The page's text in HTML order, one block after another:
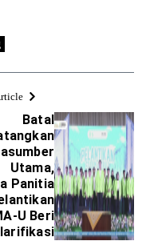
Batal
Utama,
Panitia
U Beri